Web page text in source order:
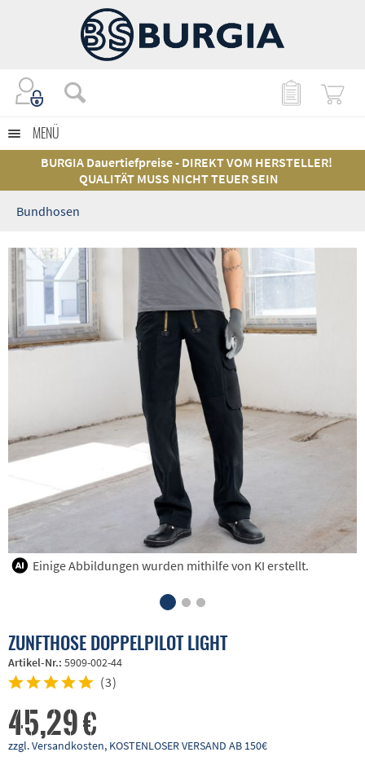
MENÜ
BURGIA Dauertiefpreise - DIREKT VOM HERSTELLER!
QUALITÄT MUSS NICHT TEUER SEIN
Bundhosen
Einige Abbildungen wurden mithilfe von KI erstellt.
ZUNFTHOSE DOPPELPILOT LIGHT
Artikel-Nr.: 5909-002-44
(3)
45,29 €
zzgl. Versandkosten, KOSTENLOSER VERSAND AB 150€